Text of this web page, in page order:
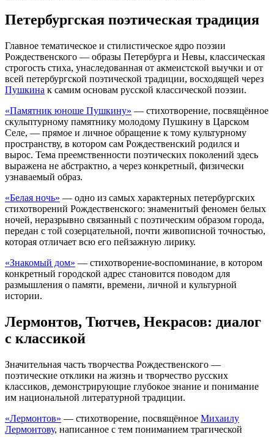
Петербургская поэтическая традиция
Главное тематическое и стилистическое ядро поэзии
Рождественского — образы Петербурга и Невы, классическая
строгость стиха, унаследованная от акмеистской выучки и от
всей петербургской поэтической традиции, восходящей через
Пушкина к самим основам русской классической поэзии.
«Памятник юноше Пушкину» — стихотворение, посвящённое
скульптурному памятнику молодому Пушкину в Царском
Селе, — прямое и личное обращение к тому культурному
пространству, в котором сам Рождественский родился и
вырос. Тема преемственности поэтических поколений здесь
выражена не абстрактно, а через конкретный, физически
узнаваемый образ.
«Белая ночь» — одно из самых характерных петербургских
стихотворений Рождественского: знаменитый феномен белых
ночей, неразрывно связанный с поэтическим образом города,
передан с той созерцательной, почти живописной точностью,
которая отличает всю его пейзажную лирику.
«Знакомый дом» — стихотворение-воспоминание, в котором
конкретный городской адрес становится поводом для
размышления о памяти, времени, личной и культурной
истории.
Лермонтов, Тютчев, Некрасов: диалог
с классикой
Значительная часть творчества Рождественского —
поэтические отклики на жизнь и творчество русских
классиков, демонстрирующие глубокое знание и понимание
им национальной литературной традиции.
«Лермонтов» — стихотворение, посвящённое Михаилу
Лермонтову, написанное с тем пониманием трагической